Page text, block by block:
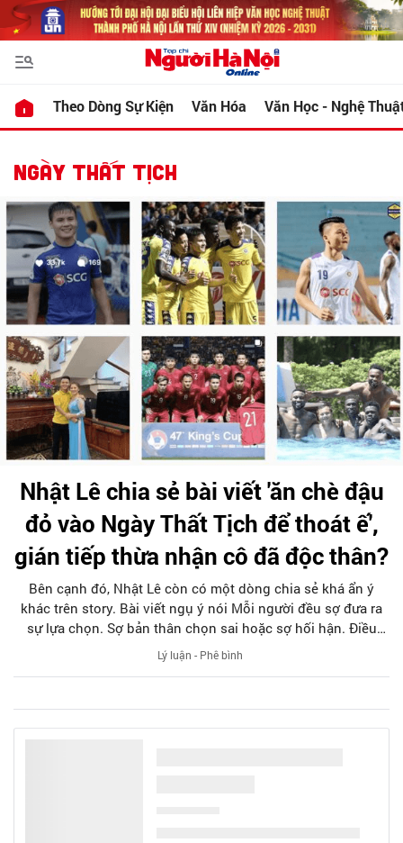
Theo Dòng Sự Kiện Văn Hóa Văn Học - Nghệ
NGÀY THẤT TỊCH
Nhật Lê chia sẻ bài viết 'ăn chè đậu
đỏ vào Ngày Thất Tịch để thoát ế',
gián tiếp thừa nhận cô đã độc thân?
Bên cạnh đó, Nhật Lê còn có một dòng chia sẻ khá ẩn ý
khác trên story. Bài viết ngụ ý nói Mỗi người đều sợ đưa ra
sự lựa chọn. Sợ bản thân chọn sai hoặc sợ hối hận. Điều
nên làm là phải đưa ra quyết định và chịu trách nhiệm cho
quyết định đó.
Lý luận - Phê bình